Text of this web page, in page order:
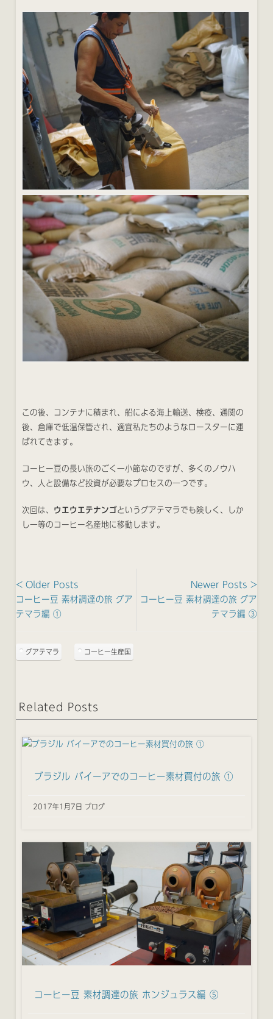
この後、コンテナに積まれ、船による海上輸送、検疫、通関の
後、倉庫で低温保管され、適宜私たちのようなロースターに運
ばれてきます。
コーヒー豆の長い旅のごく一小節なのですが、多くのノウハ
ウ、人と設備など投資が必要なプロセスの一つです。
次回は、 ウエウエテナンゴというグアテマラでも険しく、しか
し一等のコーヒー名産地に移動します。
< Older Posts
コーヒー豆 素材調達の旅 グア
テマラ編 ①
Newer Posts >
コーヒー豆 素材調達の旅 グア
テマラ編 ③
グアテマラ コーヒー生産国
Related Posts
ブラジル バイーアでのコーヒー素材買付の旅 ①
2017年1月7日 ブログ
コーヒー豆 素材調達の旅 ホンジュラス編 ⑤